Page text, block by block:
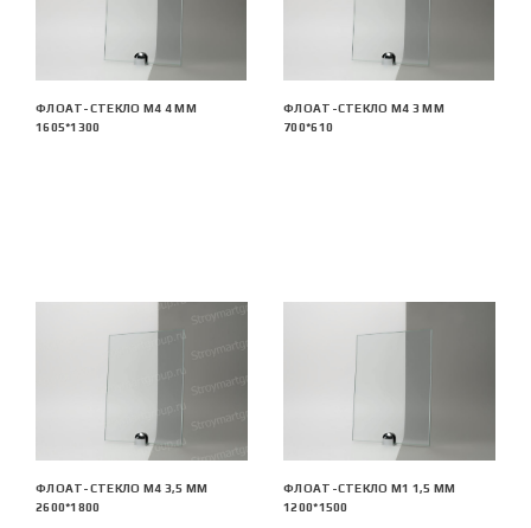
ФЛОАТ-СТЕКЛО М4 4 ММ
1605*1300
ФЛОАТ-СТЕКЛО М4 3 ММ
700*610
ФЛОАТ-СТЕКЛО М4 3,5 ММ
2600*1800
ФЛОАТ-СТЕКЛО М1 1,5 ММ
1200*1500